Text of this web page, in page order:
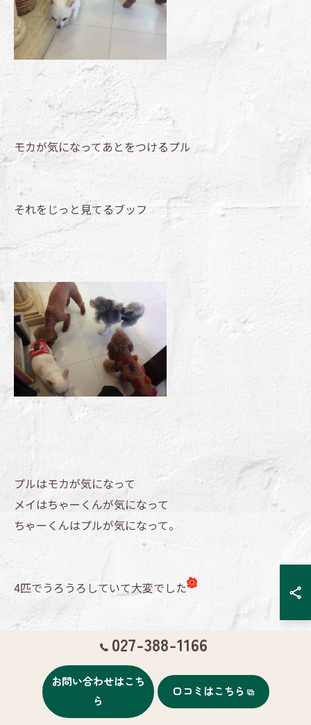
モカが気になってあとをつけるプル
それをじっと見てるブッフ
プルはモカが気になって
メイはちゃーくんが気になって
ちゃーくんはプルが気になって。
4匹でうろうろしていて大変でした
モカくん、ブッフちゃん
次回のご予約ありがとうございました！
またね～
027-388-1166
お問い合わせはこち
ら
口コミはこちら